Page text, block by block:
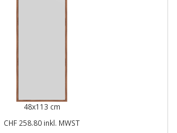
48x113 cm
CHF 258.80 inkl. MWST